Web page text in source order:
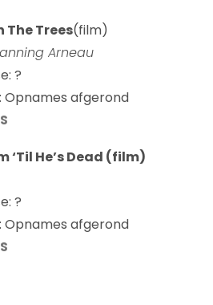
The Trees(film)
Arneau
?
Opnames afgerond
‘Til He’s Dead (film)
?
Opnames afgerond